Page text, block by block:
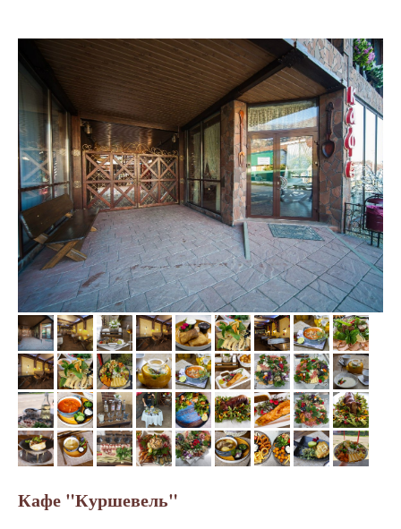
Кафе "Куршевель"